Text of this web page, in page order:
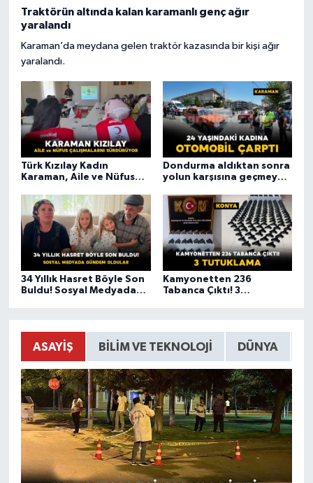
Traktörün altında kalan karamanlı genç ağır
yaralandı
Karaman’da meydana gelen traktör kazasında bir kişi ağır
yaralandı.
Türk Kızılay Kadın
Karaman, Aile ve Nüfus
Çalışmalarını Sürdürüyor
Dondurma aldıktan sonra
yolun karşısına geçmeye
çarptı
34 Yıllık Hasret Böyle Son
Buldu! Sosyal Medyada
Kamyonetten 236
Tabanca Çıktı! 3
ASAYIŞ BILIM VE TEKNOLOJI DÜNYA